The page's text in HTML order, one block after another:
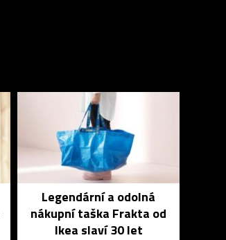
Legendární a odolná
nákupní taška Frakta od
Ikea slaví 30 let